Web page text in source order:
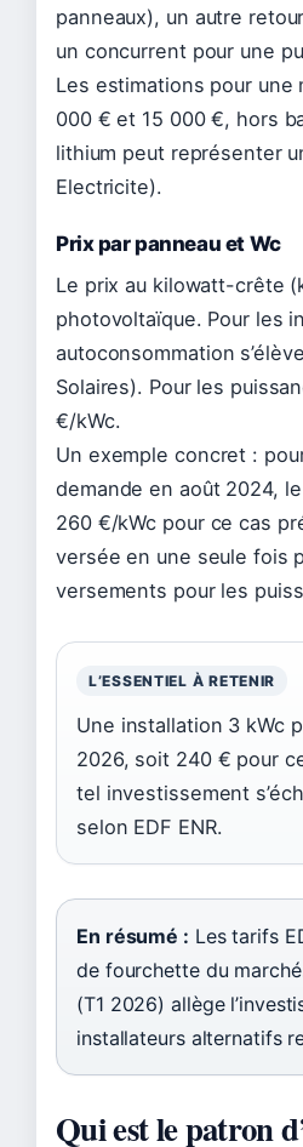
panneaux), un autre
un concurrent pour une
Les estimations pour une
000 € et 15 000 €, hors
lithium peut représenter
Electricite).
Prix par panneau et Wc
Le prix au kilowatt-crête
photovoltaïque. Pour les
autoconsommation
Solaires). Pour les
€/kWc.
Un exemple concret :
demande en août 2024,
260 €/kWc pour ce cas
versée en une seule fois
versements pour les
L’ESSENTIEL À RETENIR
Une installation 3 kWc
2026, soit 240 € pour
tel investissement
selon EDF ENR.
En résumé : Les tarifs
de fourchette du
(T1 2026) allège
installateurs alternatifs
Qui est le patron